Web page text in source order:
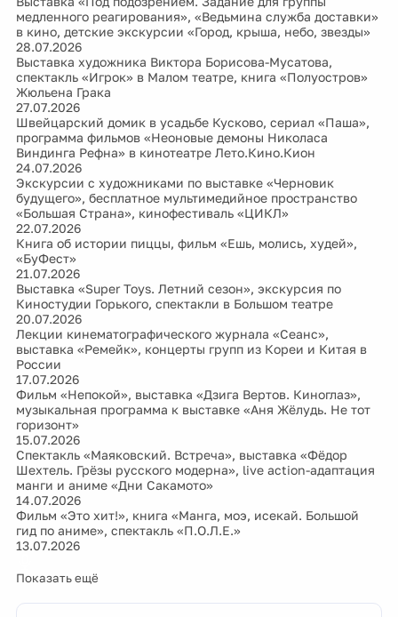
медленного реагирования», «Ведьмина служба доставки»
в кино, детские экскурсии «Город, крыша, небо, звезды»
28.07.2026
Выставка художника Виктора Борисова-Мусатова,
спектакль «Игрок» в Малом театре, книга «Полуостров»
Жюльена Грака
27.07.2026
Швейцарский домик в усадьбе Кусково, сериал «Паша»,
программа фильмов «Неоновые демоны Николаса
Виндинга Рефна» в кинотеатре Лето.Кино.Кион
24.07.2026
Экскурсии с художниками по выставке «Черновик
будущего», бесплатное мультимедийное пространство
«Большая Страна», кинофестиваль «ЦИКЛ»
22.07.2026
Книга об истории пиццы, фильм «Ешь, молись, худей»,
«БуФест»
21.07.2026
Выставка «Super Toys. Летний сезон», экскурсия по
Киностудии Горького, спектакли в Большом театре
20.07.2026
Лекции кинематографического журнала «Сеанс»,
выставка «Ремейк», концерты групп из Кореи и Китая в
России
17.07.2026
Фильм «Непокой», выставка «Дзига Вертов. Киноглаз»,
музыкальная программа к выставке «Аня Жёлудь. Не тот
горизонт»
15.07.2026
Спектакль «Маяковский. Встреча», выставка «Фёдор
Шехтель. Грёзы русского модерна», live action-адаптация
манги и аниме «Дни Сакамото»
14.07.2026
Фильм «Это хит!», книга «Манга, моэ, исекай. Большой
гид по аниме», спектакль «П.О.Л.Е.»
13.07.2026
Показать ещё